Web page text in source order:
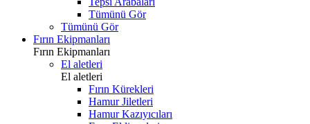
Tümünü Gör
Tümünü Gör
Fırın Ekipmanları
Fırın Ekipmanları
El aletleri
El aletleri
Fırın Kürekleri
Hamur Jiletleri
Hamur Kazıyıcıları